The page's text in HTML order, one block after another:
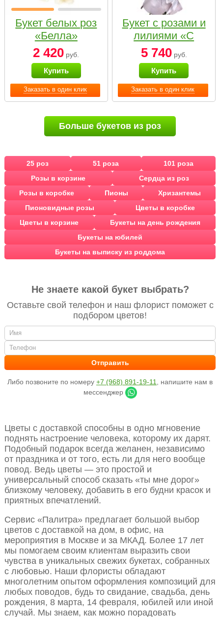
Заказать в один клик
Букет белых роз
«Белла»
2 420 руб.
Купить
Заказать в один клик
Букет с розами и
лилиями «С
наилучшими
пожеланиями»
5 740руб.
Купить
Больше букетов из роз
25 роз 51 роза
101 роза
Розы в корзине
Сердца из роз
Розы в коробке
Пионы
Хризантемы
Пионовидные розы
Цветы в коробке
Цветы в корзине
Букеты на день рождения
Букеты на юбилей
Букеты на выписку из роддома
Не знаете какой букет выбрать?
Оставьте свой телефон и наш флорист поможет с
подбором цветов!
Либо позвоните по номеру +7 (968) 891-19-11
, напишите нам в
мессенджер
Цветы с доставкой способны в одно мгновение
поднять настроение человека, которому их дарят.
Подобный подарок всегда желанен, независимо
от праздника и от того, есть ли для него вообще
повод. Ведь цветы — это простой и
универсальный способ сказать «ты мне дорог»
близкому человеку, добавить в его будни красок и
приятных впечатлений.
Сервис «Палитра» предлагает большой выбор
цветов с доставкой на дом, в офис, на
мероприятия в Москве и за МКАД. Более 17 лет
мы помогаем своим клиентам выразить свои
чувства в уникальных свежих букетах, собранных
с любовью. Наши флористы обладают
многолетним опытом оформления композиций для
любых поводов, будь то свидание, свадьба, день
рождения, 8 марта, 14 февраля, юбилей или иной
случай. Мы знаем, как можно порадовать